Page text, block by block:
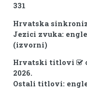
331
Hrvatska
Jezici zvuka:
(izvorni)
Hrvatski titlovi
2026.
Ostali titlovi: